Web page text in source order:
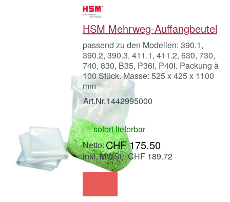
HSM Mehrweg-Auffangbeutel
passend zu den Modellen: 390.1,
390.2, 390.3, 411.1, 411.2, 630, 730,
740, 830, B35, P36i, P40i. Packung à
100 Stück. Masse: 525 x 425 x 1100
mm
Art.Nr.1442995000
sofort lieferbar
CHF 175.50
inkl. MWSt.: CHF 189.72